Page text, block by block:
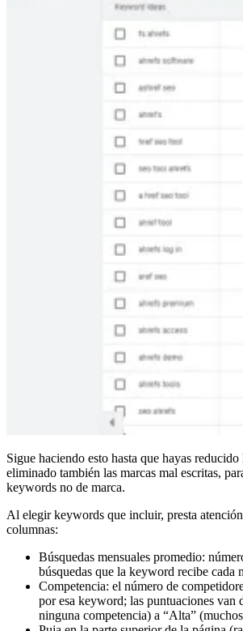
Sigue haciendo esto hasta que hayas
eliminado también las marcas mal escritas,
keywords no de marca.
Al elegir keywords que incluir, presta
columnas:
Búsquedas mensuales promedio:
búsquedas que la keyword recibe cada
Competencia: el número de
por esa keyword; las puntuaciones van
ninguna competencia) a “Alta”